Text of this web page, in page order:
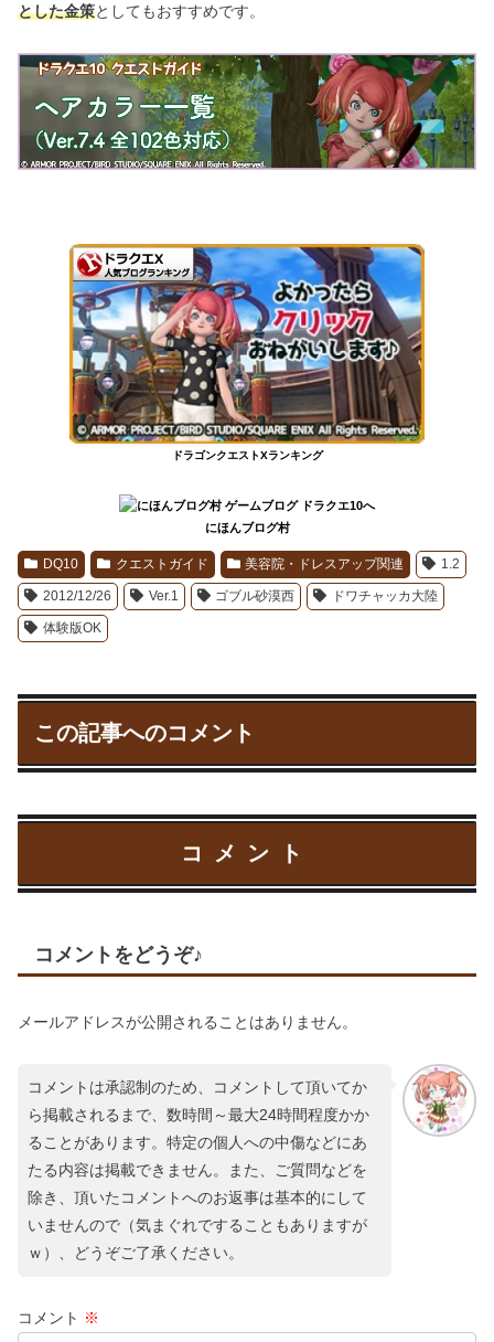
とした金策としてもおすすめです。
ドラゴンクエストXランキング
にほんブログ村
DQ10 クエストガイド 美容院・ドレスアップ関連 1.2
2012/12/26 Ver.1 ゴブル砂漠西 ドワチャッカ大陸
体験版OK
この記事へのコメント
コメント
コメントをどうぞ♪
メールアドレスが公開されることはありません。
コメントは承認制のため、コメントして頂いてか
ら掲載されるまで、数時間～最大24時間程度かか
ることがあります。特定の個人への中傷などにあ
たる内容は掲載できません。また、ご質問などを
除き、頂いたコメントへのお返事は基本的にして
いませんので（気まぐれですることもありますが
ｗ）、どうぞご了承ください。
コメント ※